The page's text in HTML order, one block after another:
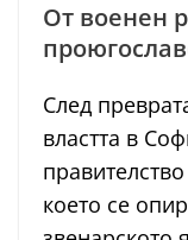
От военен
След
властта в
което се